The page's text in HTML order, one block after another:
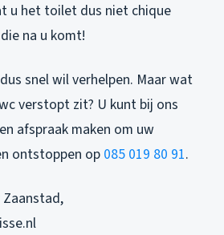
u het toilet dus niet chique
na u komt!
snel wil verhelpen. Maar wat
verstopt zit? U kunt bij ons
afspraak maken om uw
ontstoppen op 085 019 80 91.
Zaanstad,